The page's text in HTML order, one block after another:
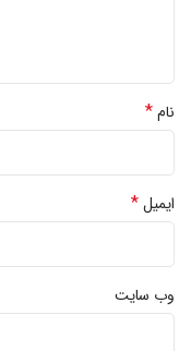
نام*
ایمیل*
وب‌ سایت